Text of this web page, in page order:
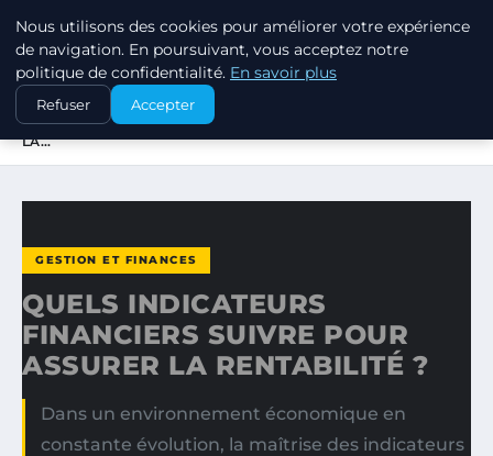
MARKETING STRATEGIQUE
ACCUEIL
GESTION ET FINANCES
QUELS INDICATEURS FINANCIERS SUIVRE POUR ASSURER
LA…
GESTION ET FINANCES
QUELS INDICATEURS
FINANCIERS SUIVRE POUR
ASSURER LA RENTABILITÉ ?
Dans un environnement économique en
constante évolution, la maîtrise des indicateurs
Nous utilisons des cookies pour améliorer votre expérience
de navigation. En poursuivant, vous acceptez notre
politique de confidentialité. En savoir plus
Refuser Accepter